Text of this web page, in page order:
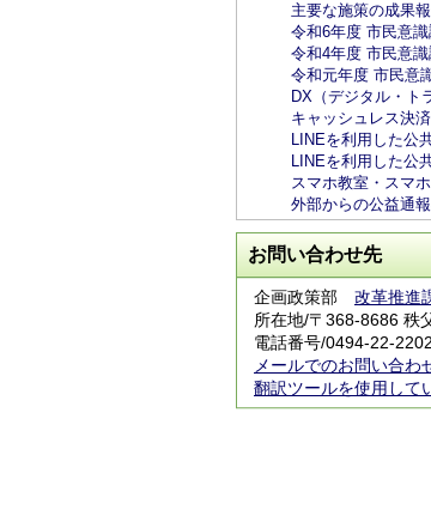
主要な施策の成果
令和6年度 市民意
令和4年度 市民意
令和元年度 市民意
DX（デジタル・ト
キャッシュレス決済
LINEを利用した公
LINEを利用した公
スマホ教室・スマ
外部からの公益通
お問い合わせ先
企画政策部 改革推進
所在地/〒368-8686 秩
電話番号/0494-22-
メールでのお問い合わ
翻訳ツールを使用して